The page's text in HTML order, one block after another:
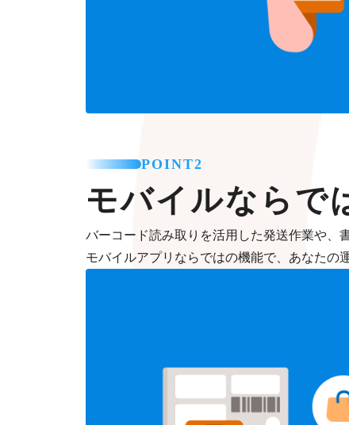
POINT2
モバイルならで
バーコード読み取りを活用した発送作業や、
モバイルアプリならではの機能で、あなたの